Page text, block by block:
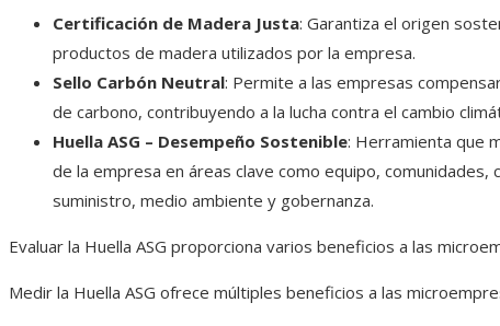
Certificación de Madera Justa: Garantiza el origen
productos de madera utilizados por la empresa.​
Sello Carbón Neutral: Permite a las empresas
de carbono, contribuyendo a la lucha contra el cambio
Huella ASG – Desempeño Sostenible: Herramienta que
de la empresa en áreas clave como equipo, comunidades,
suministro, medio ambiente y gobernanza.​
Evaluar la Huella ASG proporciona varios beneficios a las
Medir la Huella ASG ofrece múltiples beneficios a las